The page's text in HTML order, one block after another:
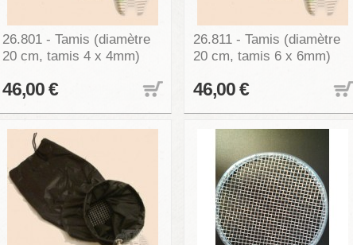
26.801 - Tamis (diamètre
20 cm, tamis 4 x 4mm)
46,00 €
26.811 - Tamis (diamètre
20 cm, tamis 6 x 6mm)
46,00 €